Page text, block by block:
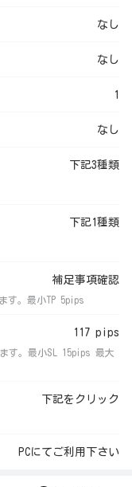
なし
なし
1
なし
下記3種類
下記1種類
補足事項確認
す。最小TP 5pips
117 pips
す。最小SL 15pips 最大
下記をクリック
PCにてご利用下さい